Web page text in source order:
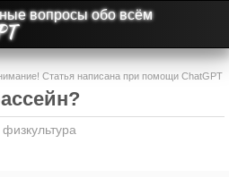
вопросы обо всём
Статья написана при помощи ChatGPT
физкультура